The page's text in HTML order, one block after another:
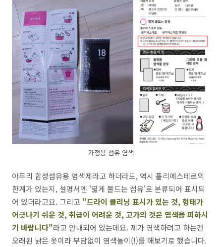
가정용 섬유 염색
아무리 합성섬유용 염색제라고 하더라도, 역시 폴리에스테르의
한계가 있는지, 설명서엔 '엷게 물드는 섬유'로 분류되어 표시되
어 있더라고요. 그리고 "드라이 클리닝 표시가 있는 것, 형태가
어긋나기 쉬운 것, 취급이 어려운 것, 고가의 것은 염색을 피하시
기 바랍니다"라고 안내되어 있는데요. 제가 염색하려고 하는건
오래된 낡은 옷이라 부담없이 염색놀이(!)를 해보기로 했습니다.